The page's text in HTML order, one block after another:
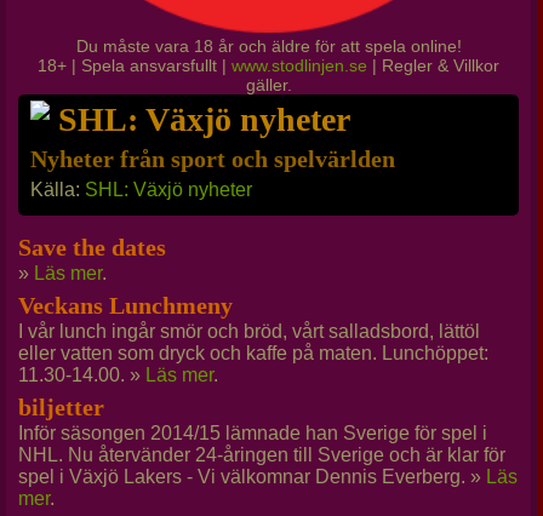
Du måste vara 18 år och äldre för att spela online!
18+ | Spela ansvarsfullt | www.stodlinjen.se | Regler & Villkor
gäller.
SHL: Växjö nyheter
Nyheter från sport och spelvärlden
Källa: SHL: Växjö nyheter
Save the dates
» Läs mer.
Veckans Lunchmeny
I vår lunch ingår smör och bröd, vårt salladsbord, lättöl
eller vatten som dryck och kaffe på maten. Lunchöppet:
11.30-14.00. » Läs mer.
biljetter
Inför säsongen 2014/15 lämnade han Sverige för spel i
NHL. Nu återvänder 24-åringen till Sverige och är klar för
spel i Växjö Lakers - Vi välkomnar Dennis Everberg. » Läs
mer.